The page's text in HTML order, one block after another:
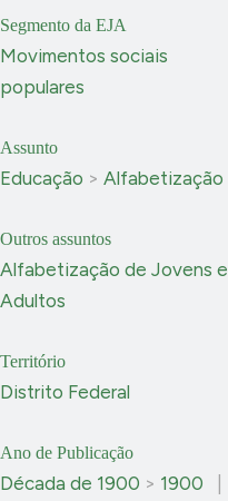
Segmento da EJA
Movimentos sociais
populares
Assunto
Educação > Alfabetização
Outros assuntos
Alfabetização de Jovens e
Adultos
Território
Distrito Federal
Ano de Publicação
Década de 1900 > 1900